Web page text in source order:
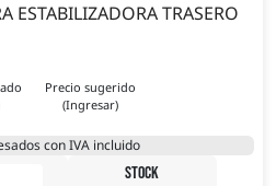
ESTABILIZADORA TRASERO
Precio sugerido
(Ingresar)
con IVA incluido
STOCK